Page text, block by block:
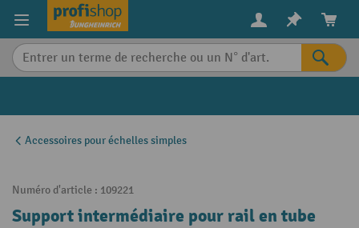
content
Accessoires pour échelles simples
Numéro d'article : 109221
Support intermédiaire pour rail en tube